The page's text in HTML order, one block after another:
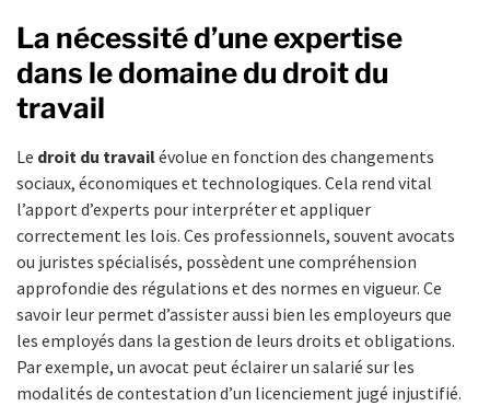
La nécessité d’une expertise
dans le domaine du droit du
travail
Le droit du travailévolue en fonction des changements
sociaux, économiques et technologiques. Cela rend vital
l’apport d’experts pour interpréter et appliquer
correctement les lois. Ces professionnels, souvent avocats
ou juristes spécialisés, possèdent une compréhension
approfondie des régulations et des normes en vigueur. Ce
savoir leur permet d’assister aussi bien les employeurs que
les employés dans la gestion de leurs droits et obligations.
Par exemple, un avocat peut éclairer un salarié sur les
modalités de contestation d’un licenciement jugé injustifié.